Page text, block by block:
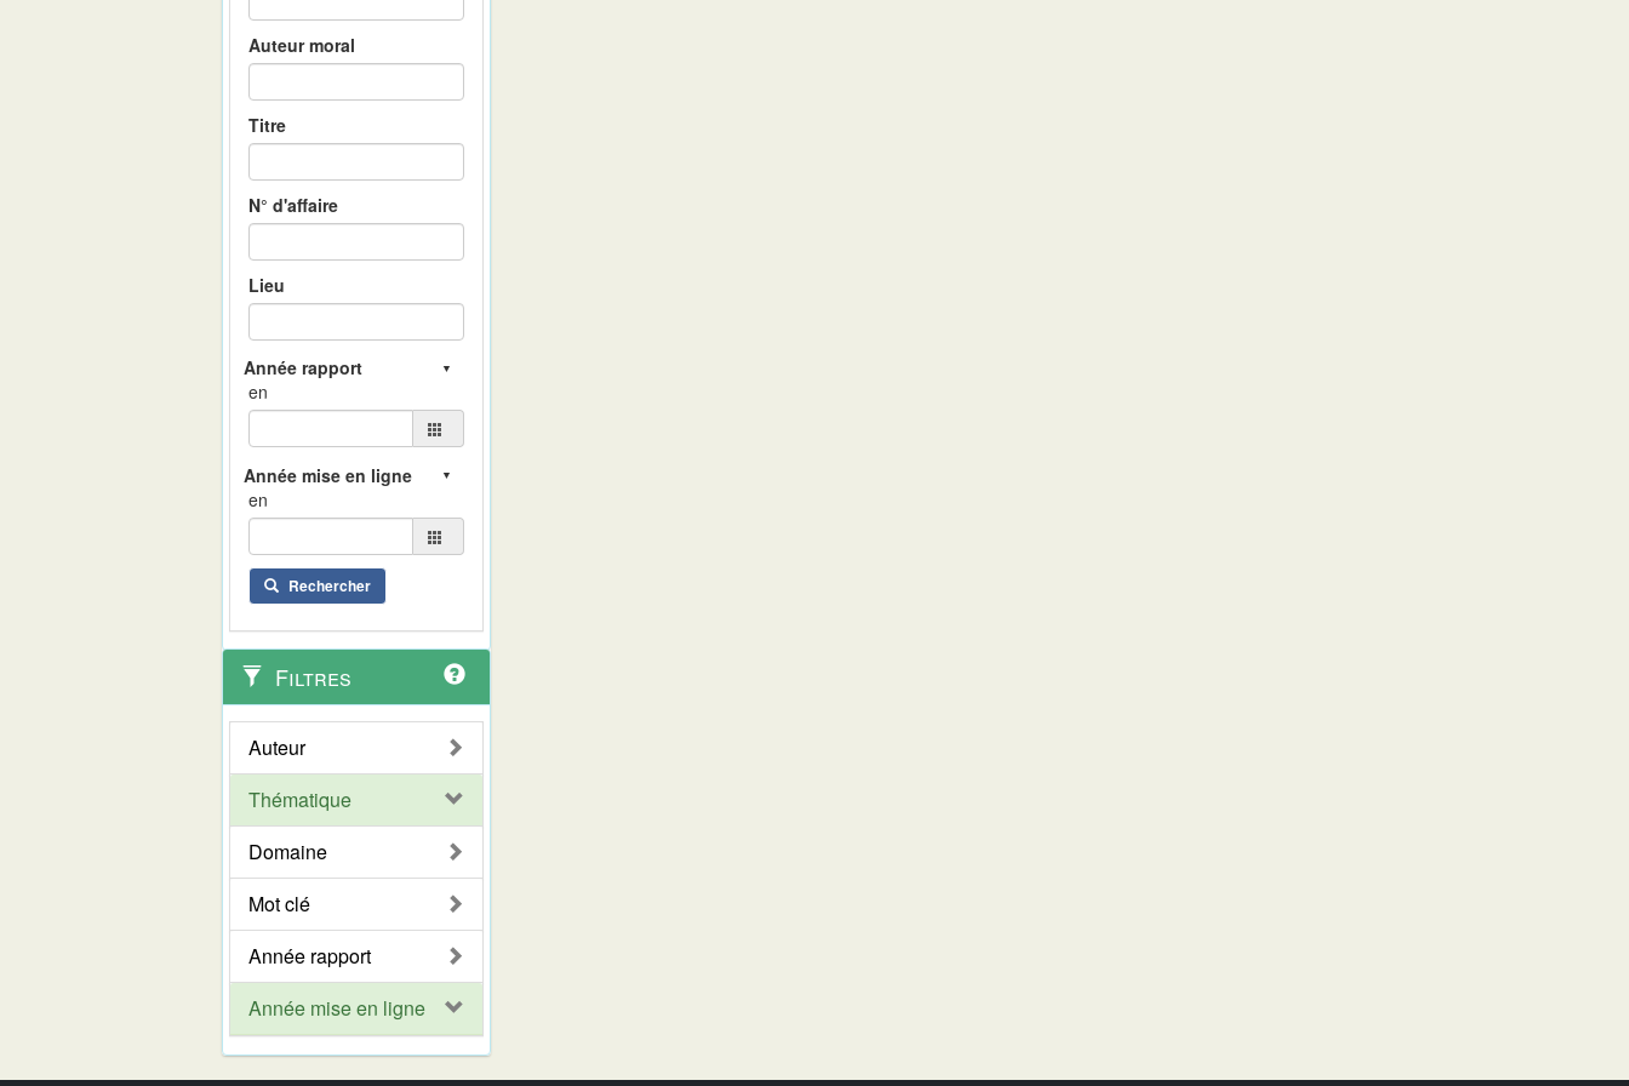
Auteur moral
Titre
N° d'affaire
Lieu
en
en
Rechercher
Filtres
Auteur
Thématique
Domaine
Mot clé
Année rapport
Année mise en ligne